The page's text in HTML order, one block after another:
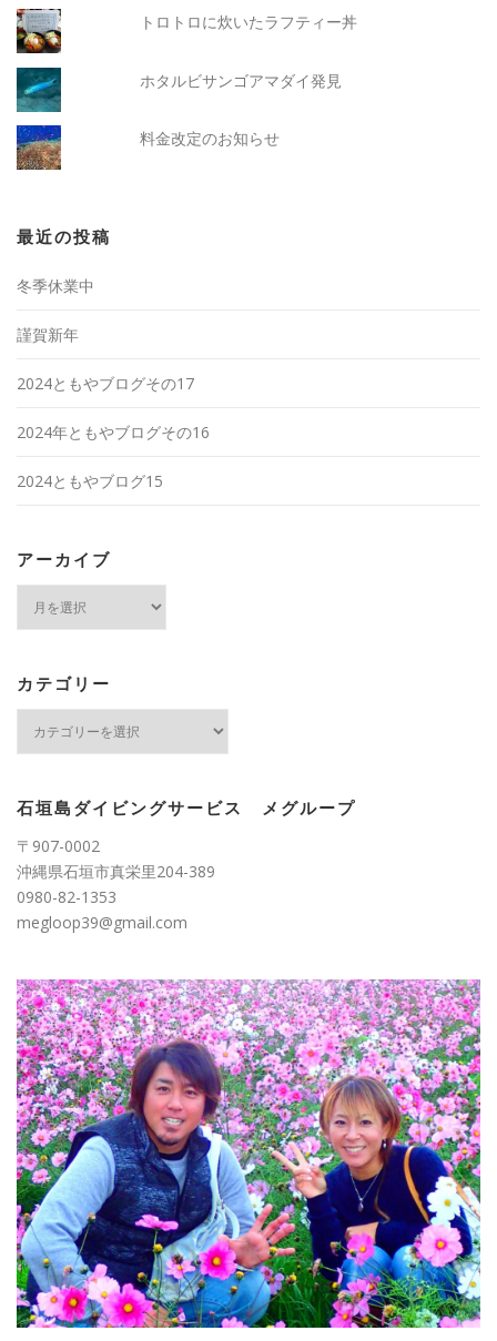
トロトロに炊いたラフティー丼
ホタルビサンゴアマダイ発見
料金改定のお知らせ
最近の投稿
冬季休業中
謹賀新年
2024ともやブログその17
2024年ともやブログその16
2024ともやブログ15
アーカイブ
ブ
カテゴリー
ー
石垣島ダイビングサービス メグループ
〒907-0002
沖縄県石垣市真栄里204-389
0980-82-1353
megloop39@gmail.com